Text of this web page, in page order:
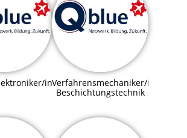
inVerfahrensmechaniker/in
Beschichtungstechnik